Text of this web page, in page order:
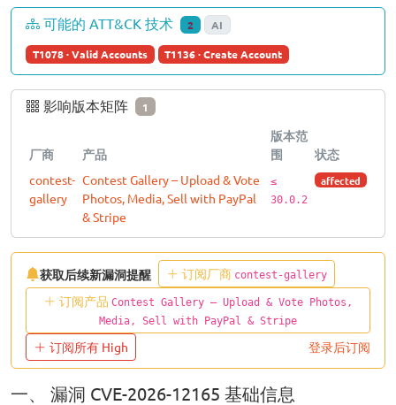
可能的 ATT&CK 技术 2 AI
T1078 · Valid Accounts T1136 · Create Account
影响版本矩阵 1
厂商 产品
版本范
围
状态
contest-
gallery
Contest Gallery – Upload & Vote
Photos, Media, Sell with PayPal
& Stripe
≤
30.0.2
affected
获取后续新漏洞提醒 订阅厂商 contest-gallery
订阅产品 Contest Gallery – Upload & Vote Photos,
Media, Sell with PayPal & Stripe
订阅所有 High 登录后订阅
一、 漏洞 CVE-2026-12165 基础信息